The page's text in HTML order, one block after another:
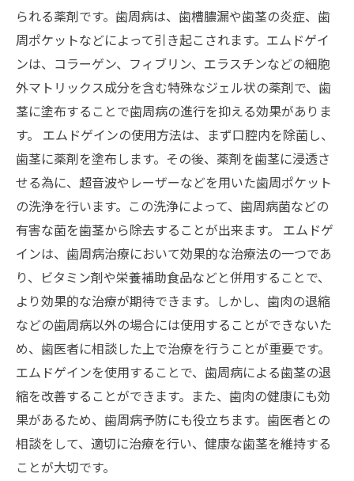
られる薬剤です。歯周病は、歯槽膿漏や歯茎の炎症、歯
周ポケットなどによって引き起こされます。エムドゲイ
ンは、コラーゲン、フィブリン、エラスチンなどの細胞
外マトリックス成分を含む特殊なジェル状の薬剤で、歯
茎に塗布することで歯周病の進行を抑える効果がありま
す。 エムドゲインの使用方法は、まず口腔内を除菌し、
歯茎に薬剤を塗布します。その後、薬剤を歯茎に浸透さ
せる為に、超音波やレーザーなどを用いた歯周ポケット
の洗浄を行います。この洗浄によって、歯周病菌などの
有害な菌を歯茎から除去することが出来ます。 エムドゲ
インは、歯周病治療において効果的な治療法の一つであ
り、ビタミン剤や栄養補助食品などと併用することで、
より効果的な治療が期待できます。しかし、歯肉の退縮
などの歯周病以外の場合には使用することができないた
め、歯医者に相談した上で治療を行うことが重要です。
エムドゲインを使用することで、歯周病による歯茎の退
縮を改善することができます。また、歯肉の健康にも効
果があるため、歯周病予防にも役立ちます。歯医者との
相談をして、適切に治療を行い、健康な歯茎を維持する
ことが大切です。